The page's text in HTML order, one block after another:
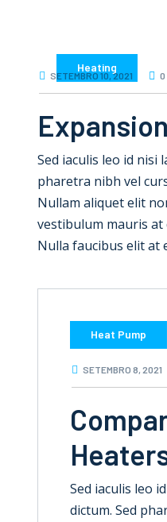
Heating
SETEMBRO 10, 2021 0
Sed iaculis leo id nisi
pharetra nibh vel
Nullam aliquet elit
vestibulum mauris
Nulla faucibus elit at
Heat Pump
SETEMBRO 8, 2021
Sed iaculis leo
dictum. Sed